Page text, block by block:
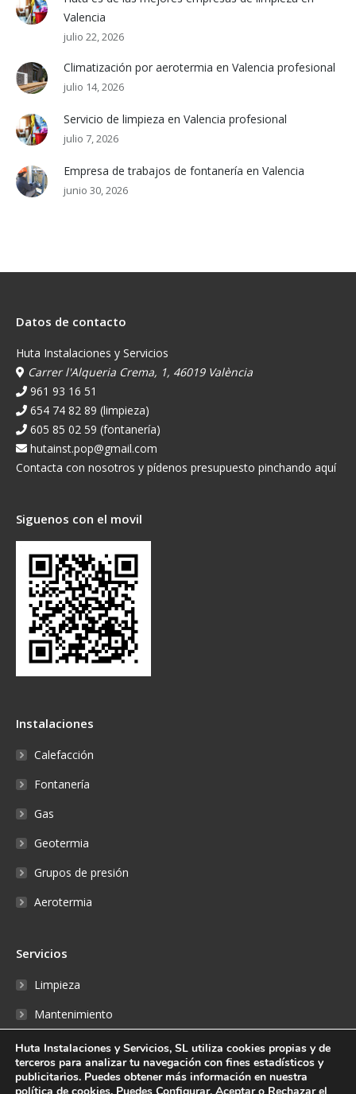
Valencia
julio 22, 2026
Climatización por aerotermia en Valencia profesional
julio 14, 2026
Servicio de limpieza en Valencia profesional
julio 7, 2026
Empresa de trabajos de fontanería en Valencia
junio 30, 2026
Datos de contacto
Huta Instalaciones y Servicios
Carrer l'Alqueria Crema, 1, 46019 València
961 93 16 51
654 74 82 89 (limpieza)
605 85 02 59 (fontanería)
hutainst.pop@gmail.com
Contacta con nosotros y pídenos presupuesto pinchando aquí
Siguenos con el movil
Instalaciones
Calefacción
Fontanería
Gas
Geotermia
Grupos de presión
Aerotermia
Servicios
Limpieza
Mantenimiento
Reparaciones
Fontanería
Huta Instalaciones y Servicios, SL utiliza cookies propias y de
terceros para analizar tu navegación con fines estadísticos y
publicitarios. Puedes obtener más información en nuestra